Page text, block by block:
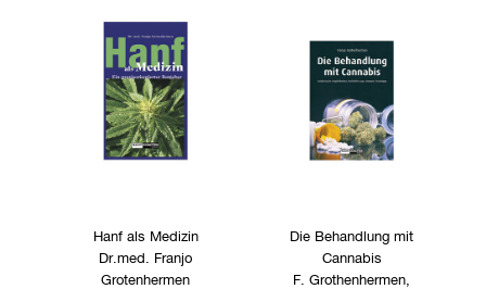
Hanf als Medizin
Dr.med. Franjo
Grotenhermen
Die Behandlung mit
Cannabis
F. Grothenhermen,